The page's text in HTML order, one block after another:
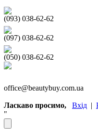
(093) 038-62-62
(097) 038-62-62
(050) 038-62-62
office@beautybuy.com.ua
Ласкаво просимо, Вхід |
"